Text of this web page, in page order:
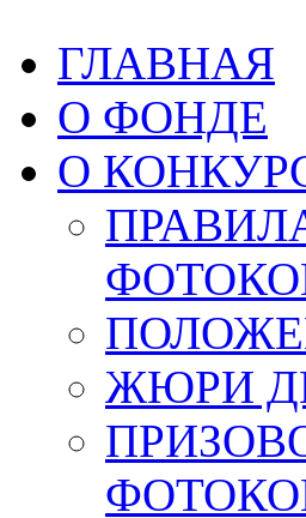
ГЛАВНАЯ
О ФОНДЕ
О
ЖЮРИ